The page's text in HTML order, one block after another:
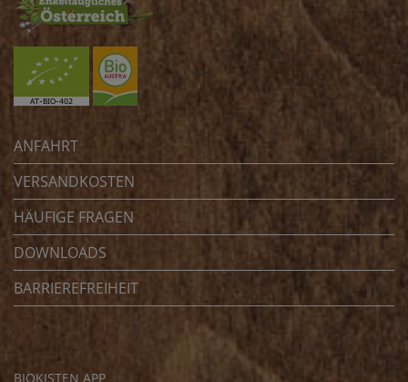
ANFAHRT
VERSANDKOSTEN
HÄUFIGE FRAGEN
DOWNLOADS
BARRIEREFREIHEIT
BIOKISTEN APP